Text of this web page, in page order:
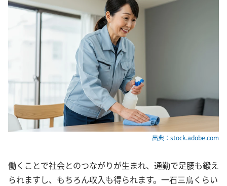
出典：stock.adobe.com
働くことで社会とのつながりが生まれ、通勤で足腰も鍛え
られますし、もちろん収入も得られます。一石三鳥くらい